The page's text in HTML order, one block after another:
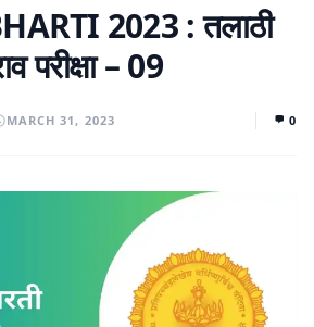
2023 : तलाठी
परीक्षा – 09
MARCH 31, 2023 0